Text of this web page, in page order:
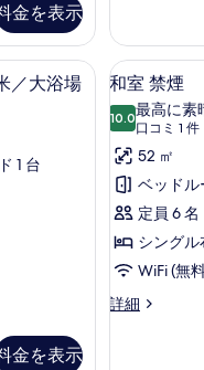
金を表示
ム,
喫
煙
可
(大
浴
場
側
北
館)
ト
ル
ー
ム,
喫
煙
可
(大
浴
場
北
館)
詳
コン用作業スペース、遮光カ
／大浴場
1 台
金を表示
和
室
禁
煙
の
す
べ
て
の
1
和室 禁煙
10.010 点中 10.0
最高に素
口コミ 1 件
(口
コ
ミ
1
件)
52 ㎡
ベッドル
定員 6 名
シングル
WiFi (無
詳細
和